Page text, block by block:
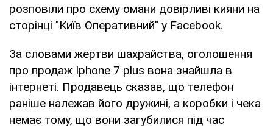
розповіли про схему омани довірливі кияни на
сторінці "Київ Оперативний" у Facebook.
За словами жертви шахрайства, оголошення
про продаж Iphone 7 plus вона знайшла в
інтернеті. Продавець сказав, що телефон
раніше належав його дружині, а коробки і чека
немає тому, що вони загубилися під час